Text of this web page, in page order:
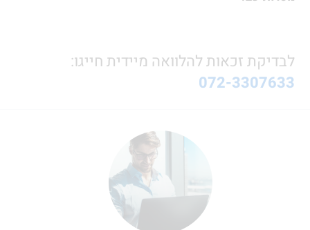
זכאות להלוואה מיידית חייגו:
072-